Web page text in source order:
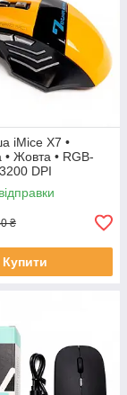
iMice X7 •
• Жовта • RGB-
3200 DPI
₴
Купити